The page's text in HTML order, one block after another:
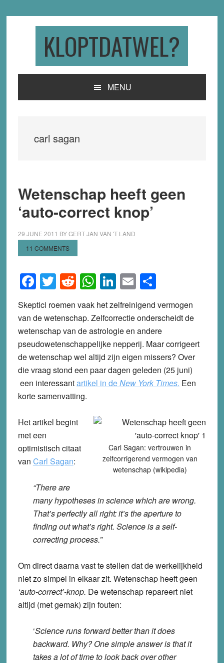
KLOPTDATWEL?
MENU
carl sagan
Wetenschap heeft geen
‘auto-correct knop’
29 JUNE 2011 BYGERT JAN VAN 'T LAND
11 COMMENTS
Facebook
Twitter
Reddit
WhatsApp
LinkedIn
EmailShare
Skeptici roemen vaak het zelfreinigend vermogen
van de wetenschap. Zelfcorrectie onderscheidt de
wetenschap van de astrologie en andere
pseudowetenschappelijke nepperij. Maar corrigeert
de wetenschap wel altijd zijn eigen missers? Over
die vraag stond een paar dagen geleden (25 juni)
een interessantartikel in deNew York Times. Een
korte samenvatting.
Carl Sagan: vertrouwen in
zelfcorrigerend vermogen van
wetenschap (wikipedia)
Het artikel begint
met een
optimistisch citaat
van Carl Sagan:
“There are
many hypotheses in science which are wrong.
That’s perfectly all right: it’s the aperture to
finding out what’s right. Science is a self-
correcting process.”
Om direct daarna vast te stellen dat de werkelijkheid
niet zo simpel in elkaar zit. Wetenschap heeft geen
‘auto-correct’-knop. De wetenschap repareert niet
altijd (met gemak) zijn fouten:
‘Science runs forward better than it does
backward. Why? One simple answer is that it
takes a lot of time to look back over other